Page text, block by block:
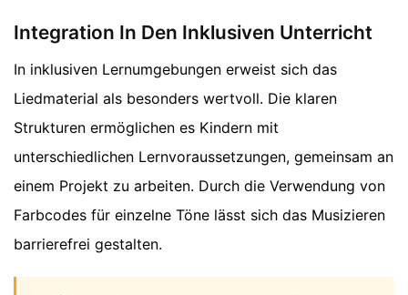
Integration In Den Inklusiven Unterricht
In inklusiven Lernumgebungen erweist sich das
Liedmaterial als besonders wertvoll. Die klaren
Strukturen ermöglichen es Kindern mit
unterschiedlichen Lernvoraussetzungen, gemeinsam an
einem Projekt zu arbeiten. Durch die Verwendung von
Farbcodes für einzelne Töne lässt sich das Musizieren
barrierefrei gestalten.